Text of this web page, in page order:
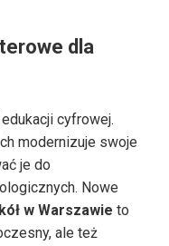
dla
cyfrowej.
modernizuje swoje
je do
Nowe
w Warszawie to
ale też